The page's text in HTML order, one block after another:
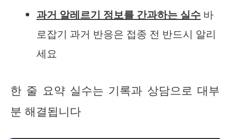
과거 알레르기 정보를 간과하는 실수 바
로잡기 과거 반응은 접종 전 반드시 알리
세요
한 줄 요약 실수는 기록과 상담으로 대부
분 해결됩니다